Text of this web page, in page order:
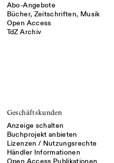
Abo-Angebote
Bücher, Zeitschriften, Musik
Open Access
TdZ Archiv
Geschäftskunden
Anzeige schalten
Buchprojekt anbieten
Lizenzen / Nutzungsrechte
Händler Informationen